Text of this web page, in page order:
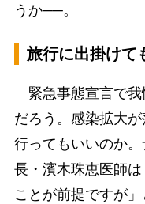
うか──。
旅行に出掛けて
緊急事態宣言で我
だろう。感染拡大が
行ってもいいのか
長・濱木珠恵医師
ことが前提ですが